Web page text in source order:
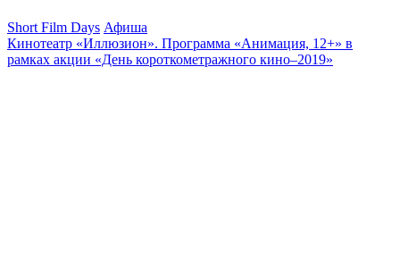
Short Film Days Афиша
Кинотеатр «Иллюзион». Программа «Анимация, 12+» в
рамках акции «День короткометражного кино–2019»